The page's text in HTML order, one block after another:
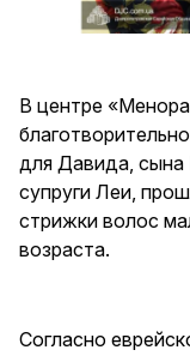
В центре
для Давида, сына
супруги Леи,
стрижки волос
возраста.
Согласно